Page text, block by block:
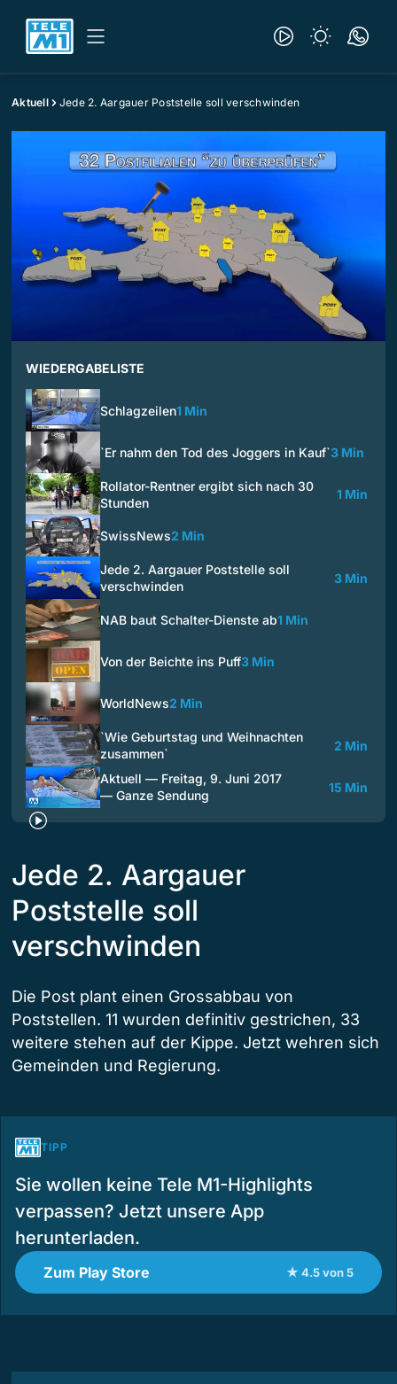
Aktuell Jede 2. Aargauer Poststelle soll verschwinden
WIEDERGABELISTE
Schlagzeilen1 Min
`Er nahm den Tod des Joggers in Kauf`3 Min
Rollator-Rentner ergibt sich nach 30
Stunden
1 Min
SwissNews2 Min
Jede 2. Aargauer Poststelle soll
verschwinden
3 Min
NAB baut Schalter-Dienste ab1 Min
Von der Beichte ins Puff3 Min
WorldNews2 Min
`Wie Geburtstag und Weihnachten
zusammen`
2 Min
Aktuell — Freitag, 9. Juni 2017
— Ganze Sendung
15 Min
Jede 2. Aargauer
Poststelle soll
verschwinden
Die Post plant einen Grossabbau von
Poststellen. 11 wurden definitiv gestrichen, 33
weitere stehen auf der Kippe. Jetzt wehren sich
Gemeinden und Regierung.
TIPP
Sie wollen keine Tele M1-Highlights
verpassen? Jetzt unsere App
herunterladen.
Zum Play Store ★ 4.5 von 5